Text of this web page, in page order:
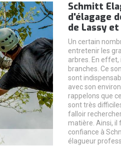
Schmitt
d'élagage
de Lassy
Un certain
entretenir les
arbres. En effet,
branches. Ce
sont
avec son
rappelons que
sont très
falloir
matière. Ainsi, il
confiance à
élagueur